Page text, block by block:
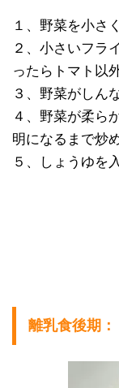
１、野菜を小さ
２、小さいフラ
ったらトマト以
３、野菜がしん
４、野菜が柔ら
明になるまで炒
５、しょうゆを
離乳食後期